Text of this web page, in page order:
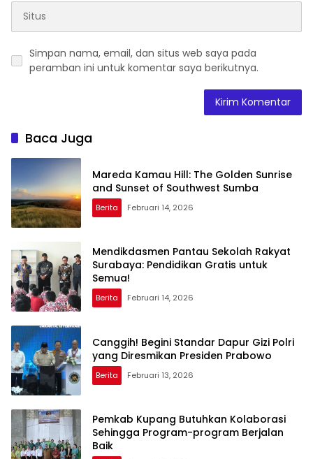
Simpan nama, email, dan situs web saya pada
peramban ini untuk komentar saya berikutnya.
Baca Juga
Mareda Kamau Hill: The Golden Sunrise
and Sunset of Southwest Sumba
Berita Februari 14, 2026
Mendikdasmen Pantau Sekolah Rakyat
Surabaya: Pendidikan Gratis untuk
Semua!
Berita Februari 14, 2026
Canggih! Begini Standar Dapur Gizi Polri
yang Diresmikan Presiden Prabowo
Berita Februari 13, 2026
Pemkab Kupang Butuhkan Kolaborasi
Sehingga Program-program Berjalan
Baik